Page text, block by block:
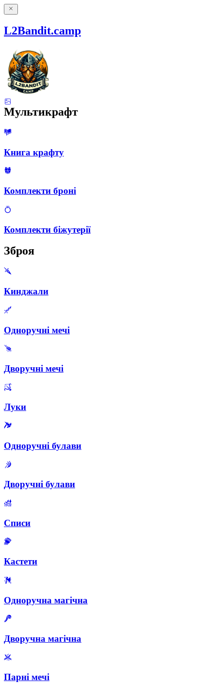
L2Bandit.camp
Мультикрафт
Книга крафту
Комплекти броні
Комплекти біжутерії
Зброя
Кинджали
Одноручні мечі
Дворучні мечі
Луки
Одноручні булави
Дворучні булави
Списи
Кастети
Одноручна магічна
Дворучна магічна
Парні мечі